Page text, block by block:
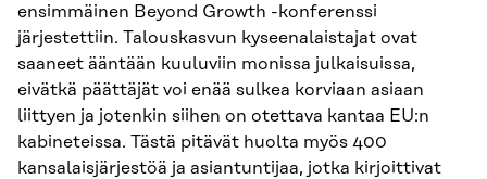
ensimmäinen Beyond Growth -konferenssi
järjestettiin. Talouskasvun kyseenalaistajat ovat
saaneet ääntään kuuluviin monissa julkaisuissa,
eivätkä päättäjät voi enää sulkea korviaan asiaan
liittyen ja jotenkin siihen on otettava kantaa EU:n
kabineteissa. Tästä pitävät huolta myös 400
kansalaisjärjestöä ja asiantuntijaa, jotka kirjoittivat